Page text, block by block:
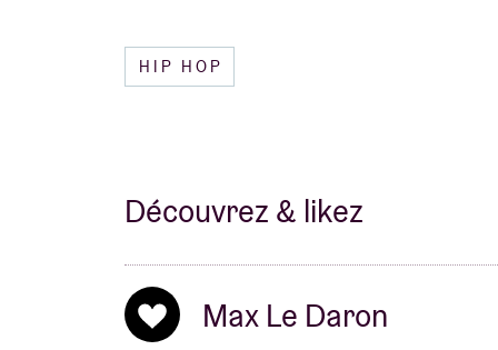
HIP HOP
Découvrez & likez
Max Le Daron